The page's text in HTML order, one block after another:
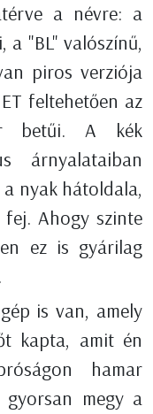
a névre: a
"BL" valószínű,
piros verziója
feltehetően az
betűi. A kék
árnyalataiban
a nyak hátoldala,
Ahogy szinte
ez is gyárilag
is van, amely
kapta, amit én
hamar
gyorsan megy a